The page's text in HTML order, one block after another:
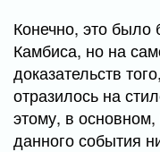
Конечно, это
Камбиса, но на
доказательств
отразилось на
этому, в
данного события